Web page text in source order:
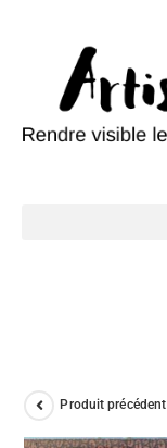
Produit précédent